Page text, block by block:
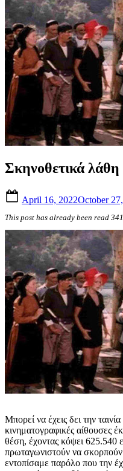
Σκηνοθετικά λάθη
on
April 16, 2022October
This post has already been read
Μπορεί να έχεις δει την
κινηματογραφικές αίθουσες
θέση, έχοντας κόψει 625.540
πρωταγωνιστούν να σκορπούν
εντοπίσαμε παρόλο που την